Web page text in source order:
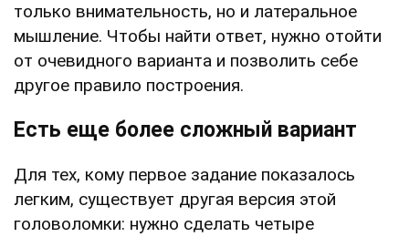
только внимательность, но и латеральное
мышление. Чтобы найти ответ, нужно отойти
от очевидного варианта и позволить себе
другое правило построения.
Есть еще более сложный вариант
Для тех, кому первое задание показалось
легким, существует другая версия этой
головоломки: нужно сделать четыре